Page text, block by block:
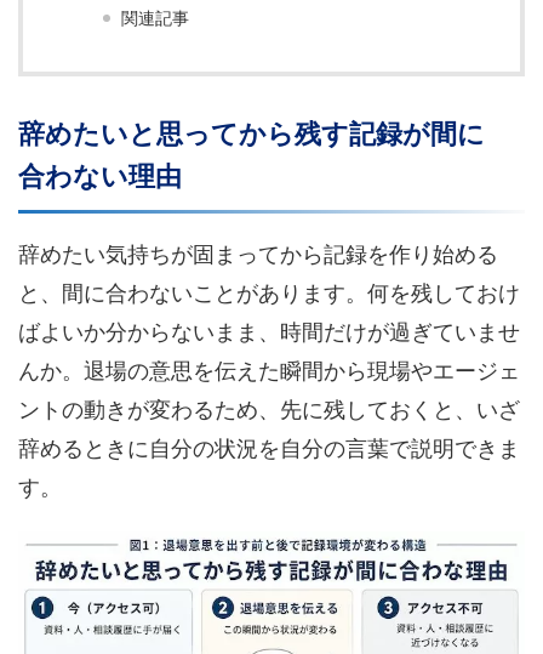
関連記事
辞めたいと思ってから残す記録が間に
合わない理由
辞めたい気持ちが固まってから記録を作り始める
と、間に合わないことがあります。何を残しておけ
ばよいか分からないまま、時間だけが過ぎていませ
んか。退場の意思を伝えた瞬間から現場やエージェ
ントの動きが変わるため、先に残しておくと、いざ
辞めるときに自分の状況を自分の言葉で説明できま
す。